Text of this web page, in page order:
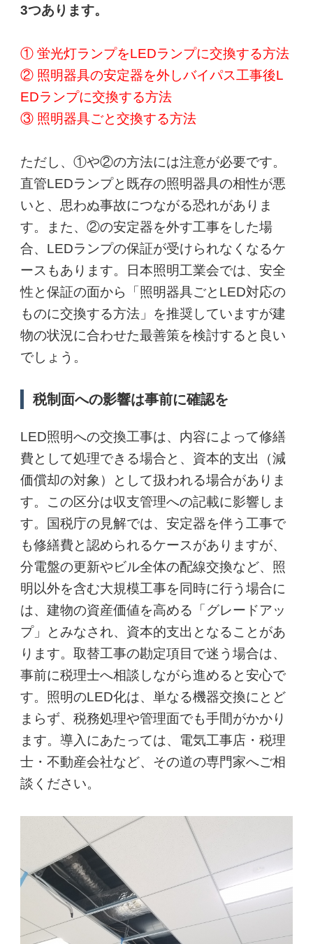
3つあります。
① 蛍光灯ランプをLEDランプに交換する方法
② 照明器具の安定器を外しバイパス工事後L
EDランプに交換する方法
③ 照明器具ごと交換する方法
ただし、①や②の方法には注意が必要です。
直管LEDランプと既存の照明器具の相性が悪
いと、思わぬ事故につながる恐れがありま
す。また、②の安定器を外す工事をした場
合、LEDランプの保証が受けられなくなるケ
ースもあります。日本照明工業会では、安全
性と保証の面から「照明器具ごとLED対応の
ものに交換する方法」を推奨していますが建
物の状況に合わせた最善策を検討すると良い
でしょう。
税制面への影響は事前に確認を
LED照明への交換工事は、内容によって修繕
費として処理できる場合と、資本的支出（減
価償却の対象）として扱われる場合がありま
す。この区分は収支管理への記載に影響しま
す。国税庁の見解では、安定器を伴う工事で
も修繕費と認められるケースがありますが、
分電盤の更新やビル全体の配線交換など、照
明以外を含む大規模工事を同時に行う場合に
は、建物の資産価値を高める「グレードアッ
プ」とみなされ、資本的支出となることがあ
ります。取替工事の勘定項目で迷う場合は、
事前に税理士へ相談しながら進めると安心で
す。照明のLED化は、単なる機器交換にとど
まらず、税務処理や管理面でも手間がかかり
ます。導入にあたっては、電気工事店・税理
士・不動産会社など、その道の専門家へご相
談ください。